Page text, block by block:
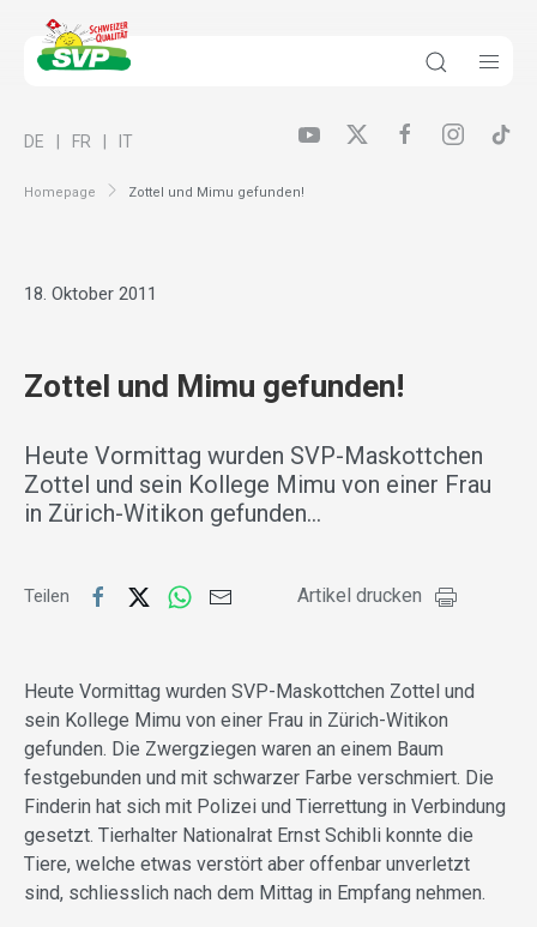
Homepage Zottel und Mimu gefunden!
DE FR IT
18. Oktober 2011
Zottel und Mimu gefunden!
Heute Vormittag wurden SVP-Maskottchen
Zottel und sein Kollege Mimu von einer Frau
in Zürich-Witikon gefunden…
Teilen Artikel drucken
Heute Vormittag wurden SVP-Maskottchen Zottel und
sein Kollege Mimu von einer Frau in Zürich-Witikon
gefunden. Die Zwergziegen waren an einem Baum
festgebunden und mit schwarzer Farbe verschmiert. Die
Finderin hat sich mit Polizei und Tierrettung in Verbindung
gesetzt. Tierhalter Nationalrat Ernst Schibli konnte die
Tiere, welche etwas verstört aber offenbar unverletzt
sind, schliesslich nach dem Mittag in Empfang nehmen.